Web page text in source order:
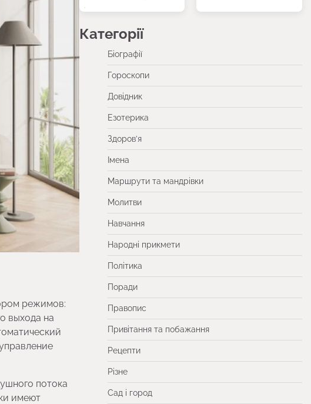
режимов:
выхода на
потока
имеют
Категорії
Біографії
Гороскопи
Довідник
Езотерика
Здоров’я
Імена
Маршрути та мандрівки
Молитви
Навчання
Народні прикмети
Політика
Поради
Правопис
Привітання та побажання
Рецепти
Різне
Сад і город